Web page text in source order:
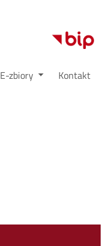
E-zbiory Kontakt